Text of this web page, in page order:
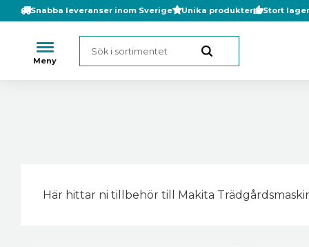
Snabba leveranser inom Sverige Unika produkter Stort lager
Här hittar ni tillbehör till Makita